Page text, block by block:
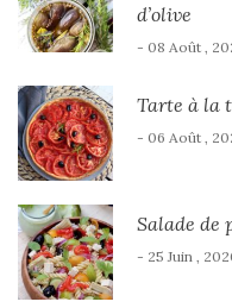
d’olive
- 08 Août ,
Tarte à la
- 06 Août ,
Salade de
- 25 Juin ,